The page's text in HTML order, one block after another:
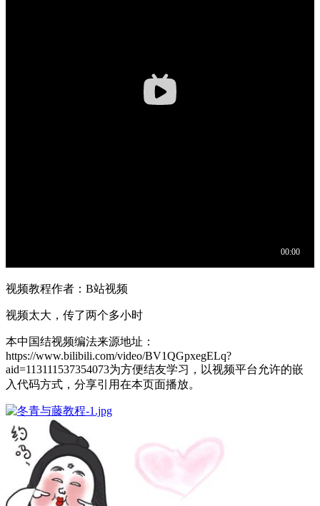
视频教程作者：B站视频
视频太大，传了两个多小时
本中国结视频编法来源地址：
https://www.bilibili.com/video/BV1QGpxegELq?
aid=113111537354073为方便结友学习，以视频平台允许的嵌
入代码方式，分享引用在本页面播放。